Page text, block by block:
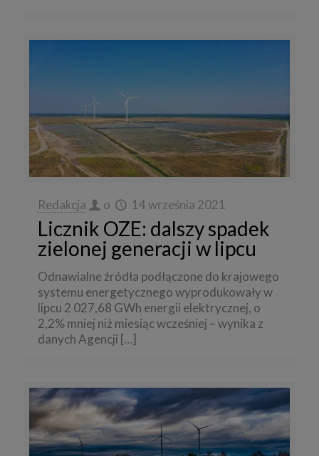
Redakcja o 14 września 2021
Licznik OZE: dalszy spadek
zielonej generacji w lipcu
Odnawialne źródła podłączone do krajowego
systemu energetycznego wyprodukowały w
lipcu 2 027,68 GWh energii elektrycznej, o
2,2% mniej niż miesiąc wcześniej – wynika z
danych Agencji […]